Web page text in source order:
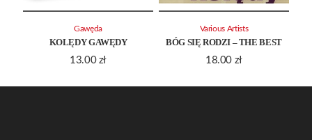
KOLĘDY GAWĘDY
13.00 zł
Gawęda
BÓG SIĘ RODZI – THE BEST
18.00 zł
Various Artists